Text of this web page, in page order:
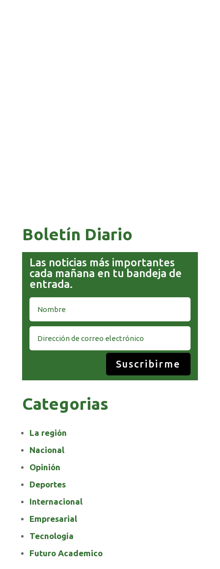
Boletín Diario
Las noticias más importantes
cada mañana en tu bandeja de
entrada.
Suscribirme
Categorias
La región
Nacional
Opinión
Deportes
Internacional
Empresarial
Tecnología
Futuro Academico